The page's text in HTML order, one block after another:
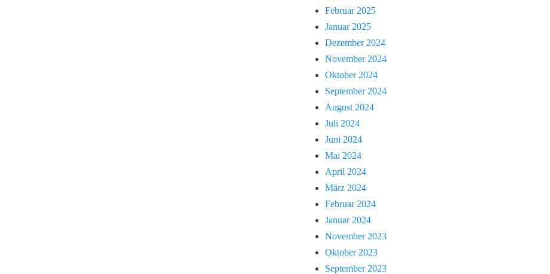
Februar 2025
Januar 2025
Dezember 2024
November 2024
Oktober 2024
September 2024
August 2024
Juli 2024
Juni 2024
Mai 2024
April 2024
März 2024
Februar 2024
Januar 2024
November 2023
Oktober 2023
September 2023